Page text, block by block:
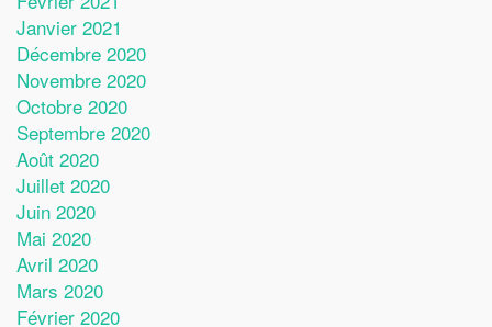
Janvier 2021
Décembre 2020
Novembre 2020
Octobre 2020
Septembre 2020
Août 2020
Juillet 2020
Juin 2020
Mai 2020
Avril 2020
Mars 2020
Février 2020